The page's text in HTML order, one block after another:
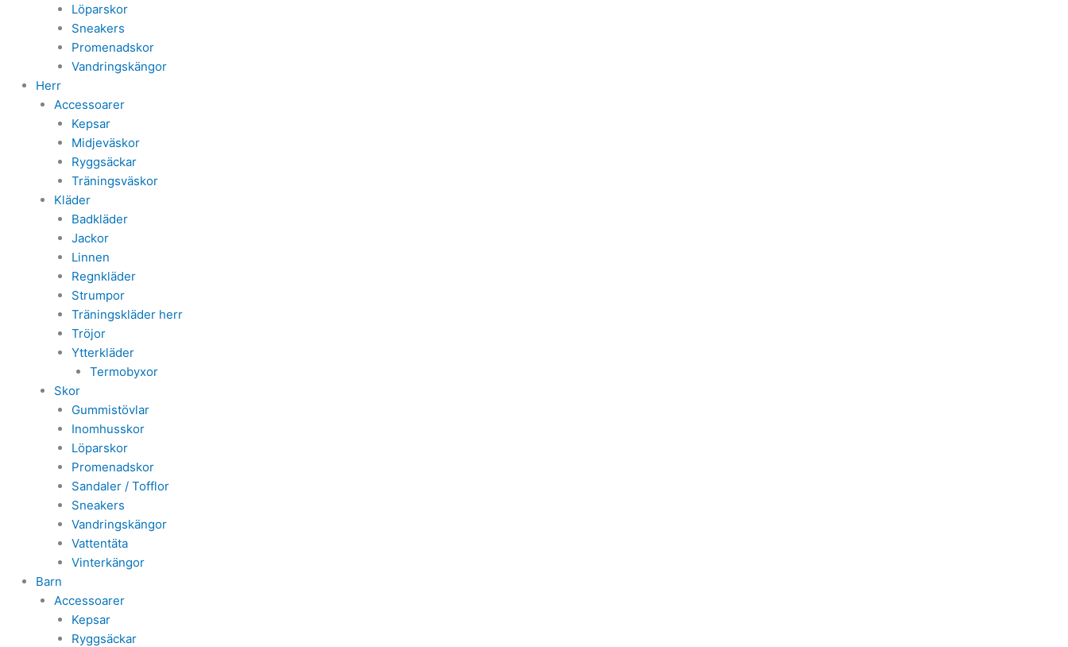
Löparskor
Sneakers
Promenadskor
Vandringskängor
Herr
Accessoarer
Kepsar
Midjeväskor
Ryggsäckar
Träningsväskor
Kläder
Badkläder
Jackor
Linnen
Regnkläder
Strumpor
Träningskläder herr
Tröjor
Ytterkläder
Termobyxor
Skor
Gummistövlar
Inomhusskor
Löparskor
Promenadskor
Sandaler / Tofflor
Sneakers
Vandringskängor
Vattentäta
Vinterkängor
Barn
Accessoarer
Kepsar
Ryggsäckar